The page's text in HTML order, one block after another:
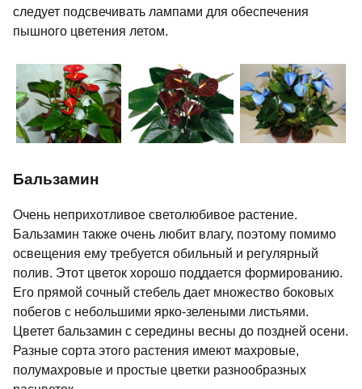
следует подсвечивать лампами для обеспечения
пышного цветения летом.
Бальзамин
Очень неприхотливое светолюбивое растение.
Бальзамин также очень любит влагу, поэтому помимо
освещения ему требуется обильный и регулярный
полив. Этот цветок хорошо поддается формированию.
Его прямой сочный стебель дает множество боковых
побегов с небольшими ярко-зелеными листьями.
Цветет бальзамин с середины весны до поздней осени.
Разные сорта этого растения имеют махровые,
полумахровые и простые цветки разнообразных